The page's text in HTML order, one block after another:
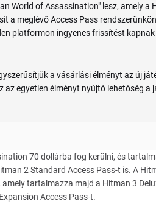
World of Assassination" lesz, amely a
a meglévő Access Pass
platformon ingyenes frissítést
a vásárlási élményt az új
az egyetlen élményt nyújtó lehetőség a
70 dollárba fog kerülni, és
2 Standard Access Pass-t is. A
tartalmazza majd a Hitman 3
Access Pass-t.